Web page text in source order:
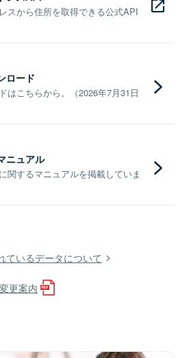
スから住所を取得できる公式API
ロード
はこちらから。（2026年7月31日
ニュアル
関するマニュアルを掲載していま
ているデータについて
更案内